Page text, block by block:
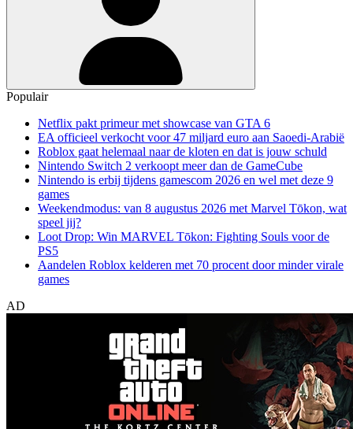
Populair
Netflix pakt primeur met showcase van GTA 6
EA officieel verkocht voor 47 miljard euro aan Saoedi-Arabië
Roblox gaat helemaal naar de kloten en dat is jouw schuld
Nintendo Switch 2 verkoopt meer dan de GameCube
Nintendo is erbij tijdens gamescom 2026 en wel met deze 9
games
Weekendmodus: van 8 augustus 2026 met Marvel Tōkon, wat
speel jij?
Loot Drop: Win MARVEL Tōkon: Fighting Souls voor de
PS5
Aandelen Roblox kelderen met 70 procent door minder virale
games
AD